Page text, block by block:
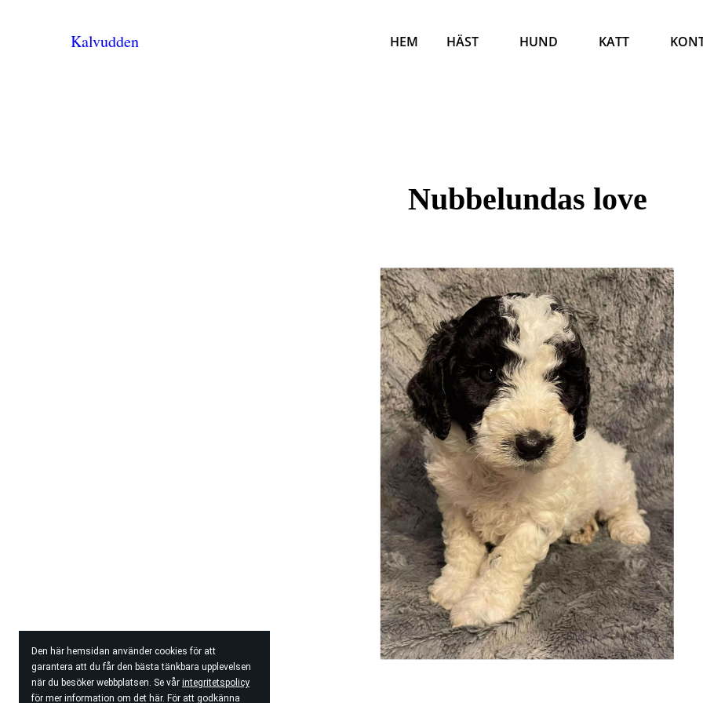
Den här hemsidan använder cookies för att
garantera att du får den bästa tänkbara upplevelsen
när du besöker webbplatsen. Se vår integritetspolicy
för mer information om det här. För att godkänna
Kalvudden HEM HÄST HUND KATT
Nubbelundas love